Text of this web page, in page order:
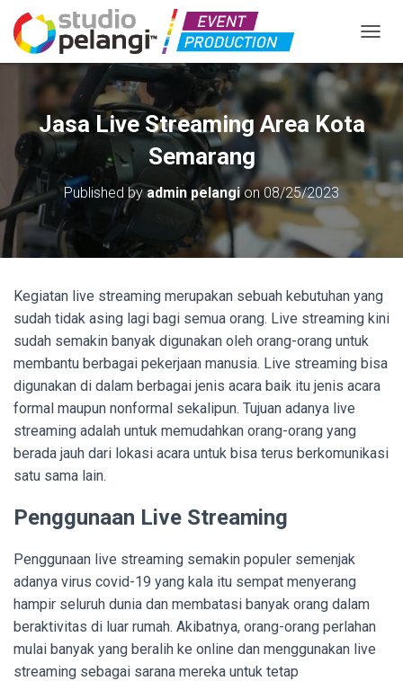
Jasa Live Streaming Area Kota
Semarang
Published byadmin pelangion08/25/2023
Kegiatan live streaming merupakan sebuah kebutuhan yang
sudah tidak asing lagi bagi semua orang. Live streaming kini
sudah semakin banyak digunakan oleh orang-orang untuk
membantu berbagai pekerjaan manusia. Live streaming bisa
digunakan di dalam berbagai jenis acara baik itu jenis acara
formal maupun nonformal sekalipun. Tujuan adanya live
streaming adalah untuk memudahkan orang-orang yang
berada jauh dari lokasi acara untuk bisa terus berkomunikasi
satu sama lain.
Penggunaan Live Streaming
Penggunaan live streaming semakin populer semenjak
adanya virus covid-19 yang kala itu sempat menyerang
hampir seluruh dunia dan membatasi banyak orang dalam
beraktivitas di luar rumah. Akibatnya, orang-orang perlahan
mulai banyak yang beralih ke online dan menggunakan live
streaming sebagai sarana mereka untuk tetap